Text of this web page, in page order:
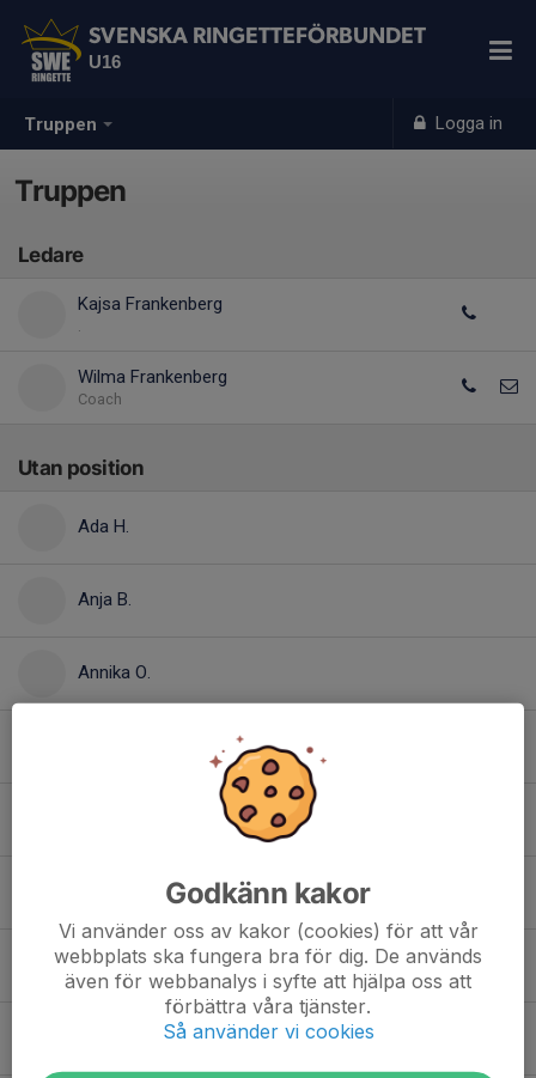
Truppen Logga in
SVENSKA RINGETTEFÖRBUNDET
U16
Truppen
Ledare
Kajsa Frankenberg
.
Wilma Frankenberg
Coach
Utan position
Ada H.
Anja B.
Annika O.
Jonathan N.
Joonatan A.
Godkänn kakor
Vi använder oss av kakor (cookies) för att vår
webbplats ska fungera bra för dig. De används
även för webbanalys i syfte att hjälpa oss att
förbättra våra tjänster.
Så använder vi cookies